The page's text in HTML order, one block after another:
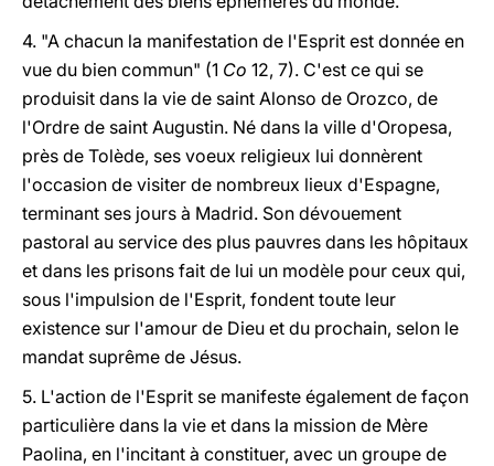
4. "A chacun la manifestation de l'Esprit est donnée en
vue du bien commun" (1 Co 12, 7). C'est ce qui se
produisit dans la vie de saint Alonso de Orozco, de
l'Ordre de saint Augustin. Né dans la ville d'Oropesa,
près de Tolède, ses voeux religieux lui donnèrent
l'occasion de visiter de nombreux lieux d'Espagne,
terminant ses jours à Madrid. Son dévouement
pastoral au service des plus pauvres dans les hôpitaux
et dans les prisons fait de lui un modèle pour ceux qui,
sous l'impulsion de l'Esprit, fondent toute leur
existence sur l'amour de Dieu et du prochain, selon le
mandat suprême de Jésus.
5. L'action de l'Esprit se manifeste également de façon
particulière dans la vie et dans la mission de Mère
Paolina, en l'incitant à constituer, avec un groupe de